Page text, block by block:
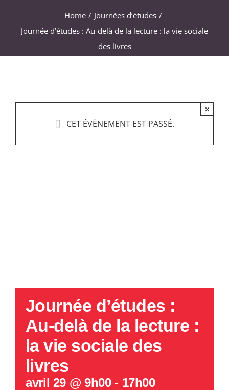
Home
Journées d’études
Journée d’études : Au-delà de la lecture : la vie sociale
des livres
CET ÉVÈNEMENT EST PASSÉ.
×
Journée d’études :
Au-delà de la lecture :
la vie sociale des
livres
avril 29 @ 9h00- 17h00